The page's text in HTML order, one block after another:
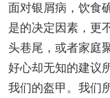
面对银屑病，饮食
是的决定因素，更
头巷尾，或者家庭
好心却无知的建议
我们的盔甲。我们